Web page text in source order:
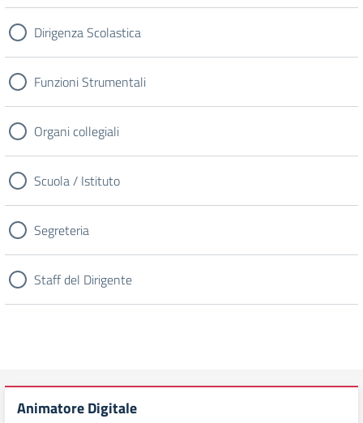
Dirigenza Scolastica
Funzioni Strumentali
Organi collegiali
Scuola / Istituto
Segreteria
Staff del Dirigente
Animatore Digitale